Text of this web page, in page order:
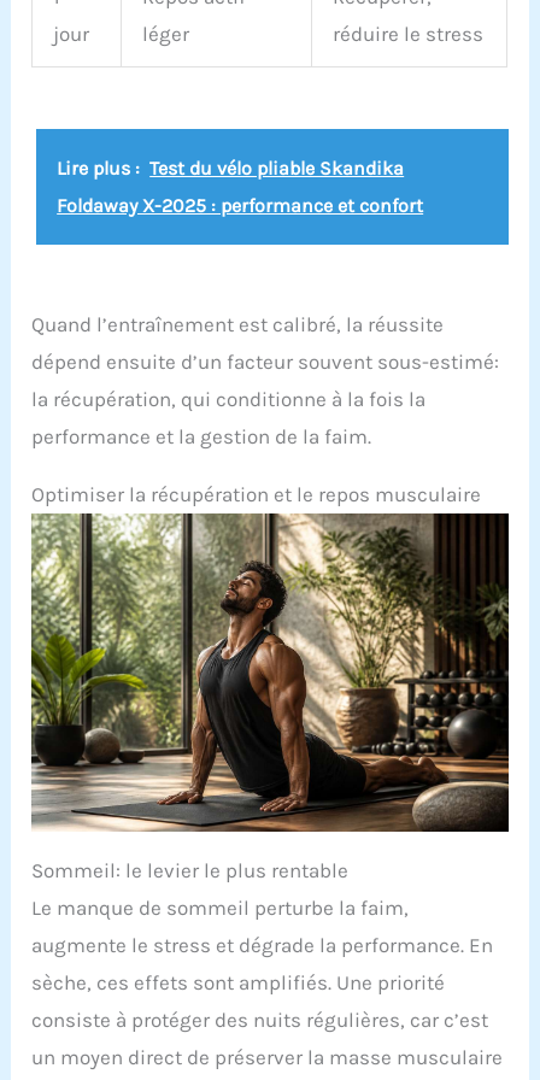
fitness classes or track your performance in real
time. The included transport wheels make it easy
to move your spin bike between rooms or store it
ensures smooth pedalling. The robust body bike
remains strong and safe even during intensive
workouts. Indoor Exercise bike Maximum load
jour
léger
réduire le stress
Lire plus : Test du vélo pliable Skandika
Foldaway X-2025 : performance et confort
Quand l’entraînement est calibré, la réussite
dépend ensuite d’un facteur souvent sous-estimé:
la récupération, qui conditionne à la fois la
performance et la gestion de la faim.
Optimiser la récupération et le repos musculaire
Sommeil: le levier le plus rentable
Le manque de sommeil perturbe la faim,
augmente le stress et dégrade la performance. En
sèche, ces effets sont amplifiés. Une priorité
consiste à protéger des nuits régulières, car c’est
un moyen direct de préserver la masse musculaire